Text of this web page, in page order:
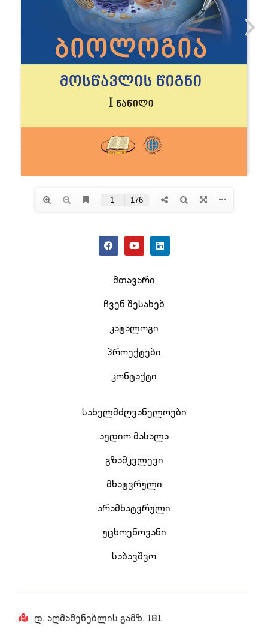
მთავარი
ჩვენ შესახებ
კატალოგი
პროექტები
კონტაქტი
სახელმძღვანელოები
აუდიო მასალა
გზამკვლევი
მხატვრული
არამხატვრული
უცხოენოვანი
საბავშვო
დ. აღმაშენებლის გამზ. 181